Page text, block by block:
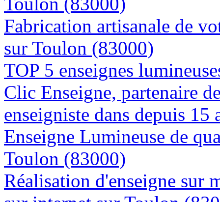
Fabrication artisanale de
sur Toulon (83000)
TOP 5 enseignes
Clic Enseigne, partenaire
enseigniste dans depuis
Enseigne Lumineuse de
Toulon (83000)
Réalisation d'enseigne sur